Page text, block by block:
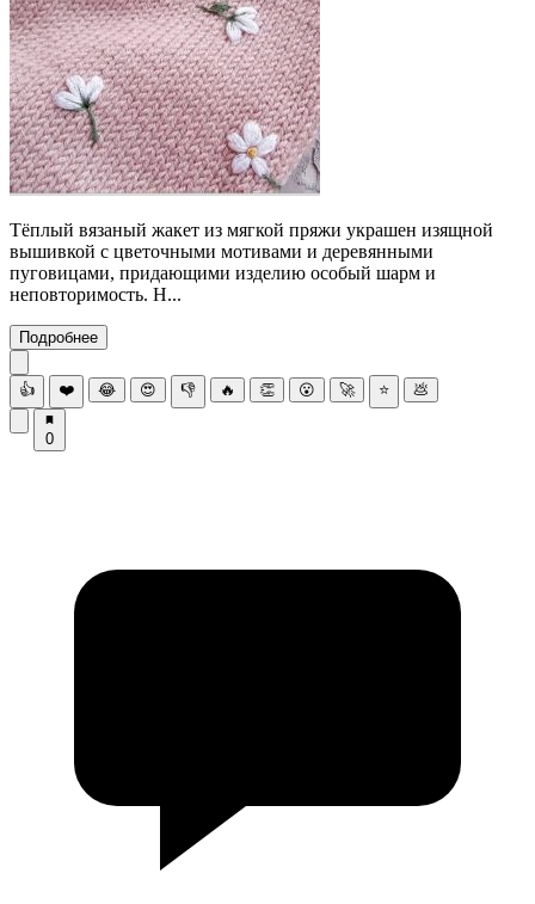
Тёплый вязаный жакет из мягкой пряжи украшен изящной
вышивкой с цветочными мотивами и деревянными
пуговицами, придающими изделию особый шарм и
неповторимость. Н...
Подробнее
👍 ❤️ 😂 😍 👎 🔥 👏 😮 🚀 ⭐ 💩
0